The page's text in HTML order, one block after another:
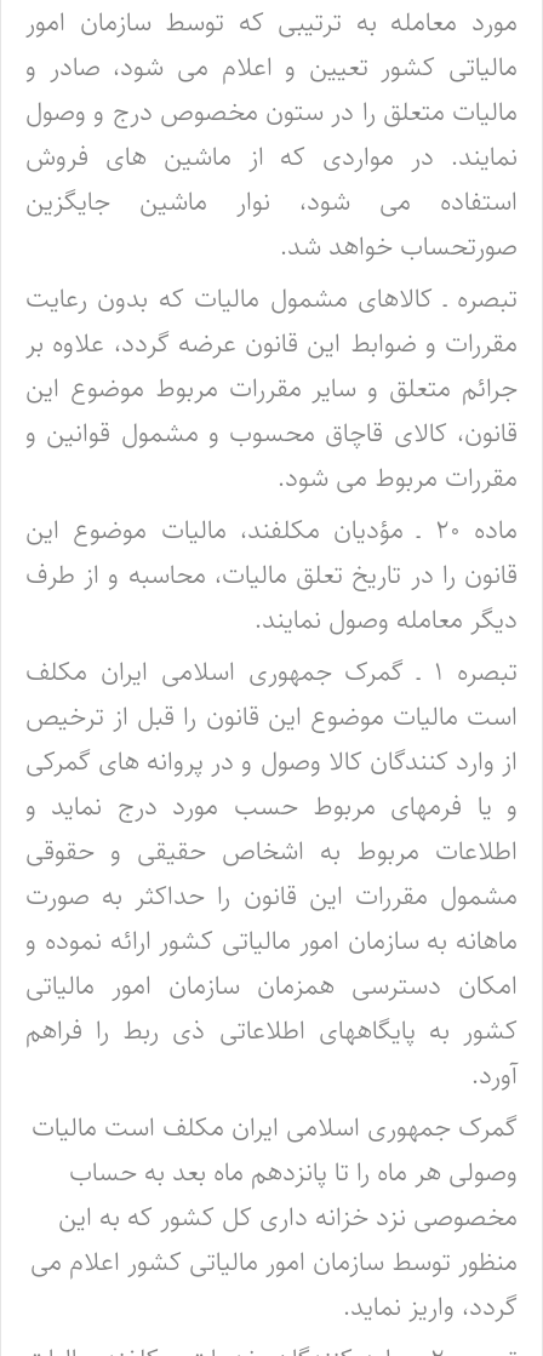
مورد معامله به ترتیبی که توسط سازمان امور
مالیاتی کشور تعیین و اعلام می شود، صادر و
مالیات متعلق را در ستون مخصوص درج و وصول
نمایند. در مواردی که از ماشین های فروش
استفاده می شود، نوار ماشین جایگزین
صورتحساب خواهد شد.
تبصره ـ کالاهای مشمول مالیات که بدون رعایت
مقررات و ضوابط این قانون عرضه گردد، علاوه بر
جرائم متعلق و سایر مقررات مربوط موضوع این
قانون، کالای قاچاق محسوب و مشمول قوانین و
مقررات مربوط می شود.
ماده ۲۰ ـ مؤدیان مکلفند، مالیات موضوع این
قانون را در تاریخ تعلق مالیات، محاسبه و از طرف
دیگر معامله وصول نمایند.
تبصره ۱ ـ گمرک جمهوری اسلامی ایران مکلف
است مالیات موضوع این قانون را قبل از ترخیص
از وارد کنندگان کالا وصول و در پروانه های گمرکی
و یا فرمهای مربوط حسب مورد درج نماید و
اطلاعات مربوط به اشخاص حقیقی و حقوقی
مشمول مقررات این قانون را حداکثر به صورت
ماهانه به سازمان امور مالیاتی کشور ارائه نموده و
امکان دسترسی همزمان سازمان امور مالیاتی
کشور به پایگاههای اطلاعاتی ذی ربط را فراهم
آورد.
گمرک جمهوری اسلامی ایران مکلف است مالیات
وصولی هر ماه را تا پانزدهم ماه بعد به حساب
مخصوصی نزد خزانه داری کل کشور که به این
منظور توسط سازمان امور مالیاتی کشور اعلام می
گردد، واریز نماید.